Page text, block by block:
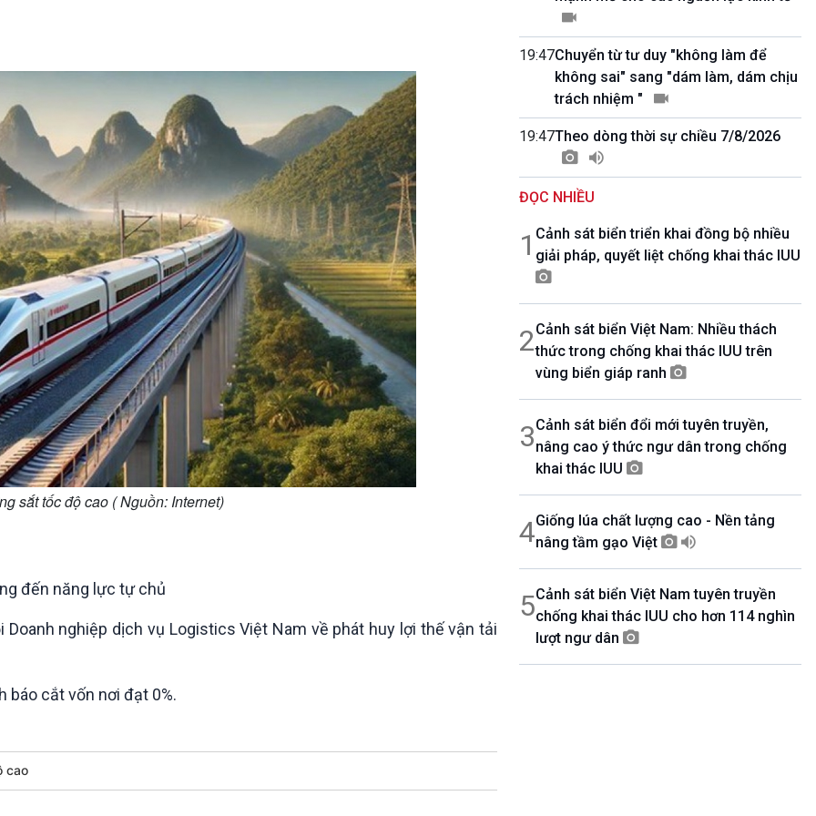
10 phút Sự kiện - Luận bàn
Dòng chảy sự kiện
Đối thoại
Diễn đàn chủ nhật
Chuyện đêm
sắt tốc độ cao ( Nguồn: Internet)
đến năng lực tự chủ
Doanh nghiệp dịch vụ Logistics Việt Nam về phát huy lợi thế vận tải
báo cắt vốn nơi đạt 0%.
cao
19:47Chuyển từ tư duy "không làm để
không sai" sang "dám làm, dám chịu
trách nhiệm "
19:47Theo dòng thời sự chiều 7/8/2026
ĐỌC NHIỀU
1 Cảnh sát biển triển khai đồng bộ nhiều
giải pháp, quyết liệt chống khai thác IUU
2Cảnh sát biển Việt Nam: Nhiều thách
thức trong chống khai thác IUU trên
vùng biển giáp ranh
3Cảnh sát biển đổi mới tuyên truyền,
nâng cao ý thức ngư dân trong chống
khai thác IUU
4Giống lúa chất lượng cao - Nền tảng
nâng tầm gạo Việt
5Cảnh sát biển Việt Nam tuyên truyền
chống khai thác IUU cho hơn 114 nghìn
lượt ngư dân